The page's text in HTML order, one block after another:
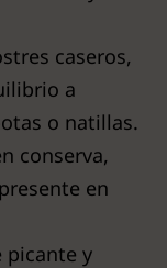
caseros,
a
o natillas.
conserva,
en
picante y